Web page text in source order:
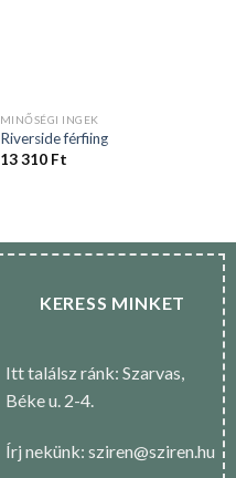
MINŐSÉGI INGEK
Riverside férfiing
13 310 Ft
KERESS MINKET
Itt találsz ránk: Szarvas,
Béke u. 2-4.
Írj nekünk: sziren@sziren.hu